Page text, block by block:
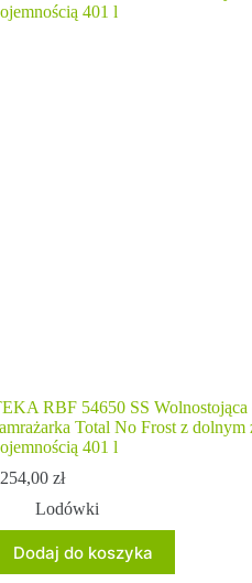
RBF 54650 SS Wolnostojąca
Total No Frost z dolnym
401 l
zł
Lodówki
Dodaj do koszyka